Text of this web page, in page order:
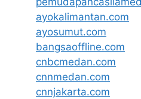
ayokalimantan.com
ayosumut.com
bangsaoffline.com
cnbcmedan.com
cnnmedan.com
cnnjakarta.com